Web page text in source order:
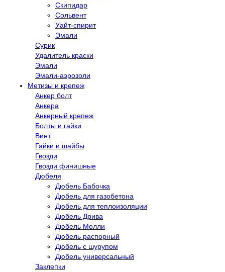
Скипидар
Сольвент
Уайт-спирит
Эмали
Сурик
Удалитель краски
Эмали
Эмали-аэрозоли
Метизы и крепеж
Анкер болт
Анкера
Анкерный крепеж
Болты и гайки
Винт
Гайки и шайбы
Гвозди
Гвозди финишные
Дюбеля
Дюбель Бабочка
Дюбель для газобетона
Дюбель для теплоизоляции
Дюбель Дрива
Дюбель Молли
Дюбель распорный
Дюбель с шурупом
Дюбель универсальный
Заклепки